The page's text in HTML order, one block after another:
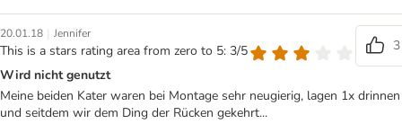
20.01.18 | Jennifer
This is a stars rating area from zero to 5: 3/5
3
Wird nicht genutzt
Meine beiden Kater waren bei Montage sehr neugierig, lagen 1x drinnen
und seitdem wir dem Ding der Rücken gekehrt...